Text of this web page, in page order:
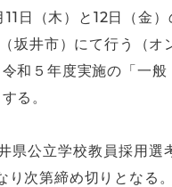
日（木）と12日（金
坂井市）にて行う（オ
和５年度実施の「一
る。
公立学校教員採用
り次第締め切りとなる